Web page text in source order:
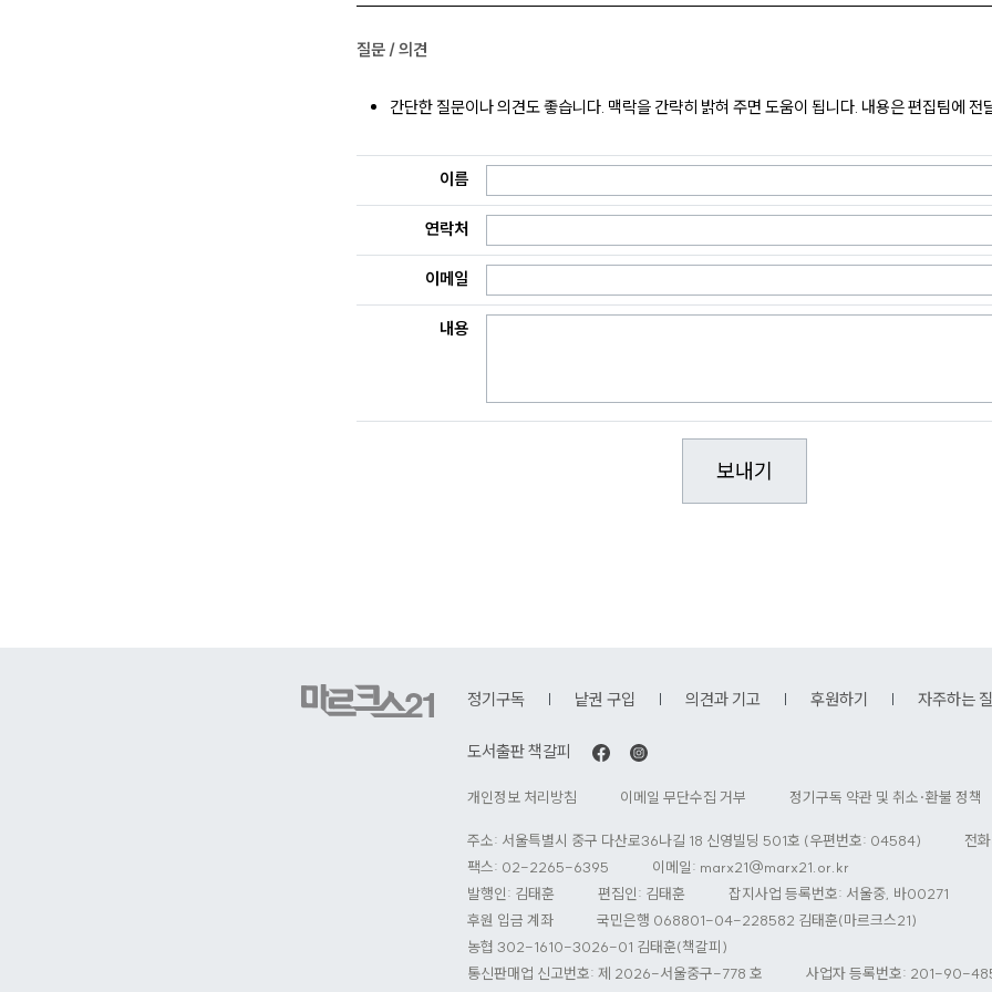
질문 / 의견
간단한 질문이나 의견도 좋습니다. 맥락을 간략히 밝혀 주면 도움이 됩니다. 내용은 편집팀에 전
이름
연락처
이메일
내용
정기구독 낱권 구입 의견과 기고 후원하기 자주하는
도서출판 책갈피
개인정보 처리방침 이메일 무단수집 거부 정기구독 약관 및 취소·환불 정책
주소: 서울특별시 중구 다산로36나길 18 신영빌딩 501호 (우편번호: 04584) 전
팩스: 02-2265-6395
이메일: marx21@marx21.or.kr
발행인: 김태훈
편집인: 김태훈
잡지사업 등록번호: 서울중, 바00271
후원 입금 계좌
국민은행 068801-04-228582 김태훈(마르크스21)
농협 302-1610-3026-01 김태훈(책갈피)
통신판매업 신고번호: 제 2026-서울중구-778 호
사업자 등록번호: 201-90-